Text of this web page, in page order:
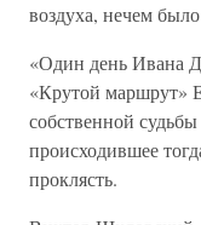
воздуха, нечем
«Один день Ивана
«Крутой маршрут»
собственной
происходившее
проклясть.